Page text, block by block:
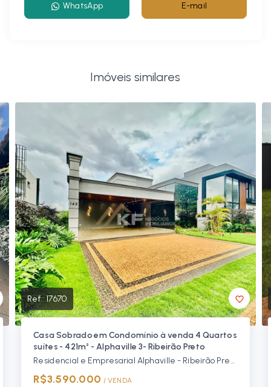
WhatsApp E-mail
Imóveis similares
Ref.:17670
Casa Sobrado em Condomínio à venda 4 Quartos
suítes - 421m² - Alphaville 3- Ribeirão Preto
Residencial e Empresarial Alphaville - Ribeirão Preto/SP, Zona Sul
R$3.590.000 / VENDA